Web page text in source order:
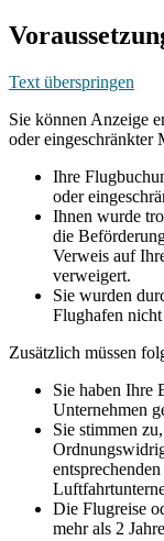
Text überspringen
Sie können Anzeige
oder eingeschränkter
Ihre
oder
Ihnen wurde
die
Verweis auf
verweigert.
Sie wurden
Flughafen
Zusätzlich müssen
Sie haben Ihre
Unternehmen
Sie stimmen
Die Flugreise
mehr als 2